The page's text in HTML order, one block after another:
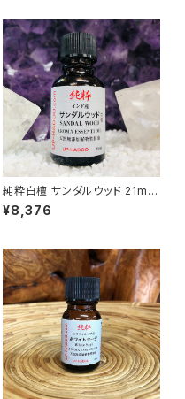
純粋白檀 サンダルウッド 21ml
アロマオイル
¥8,376